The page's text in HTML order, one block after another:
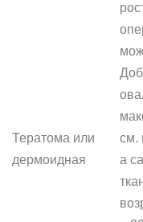
Тератома или
дермоидная
см.
а